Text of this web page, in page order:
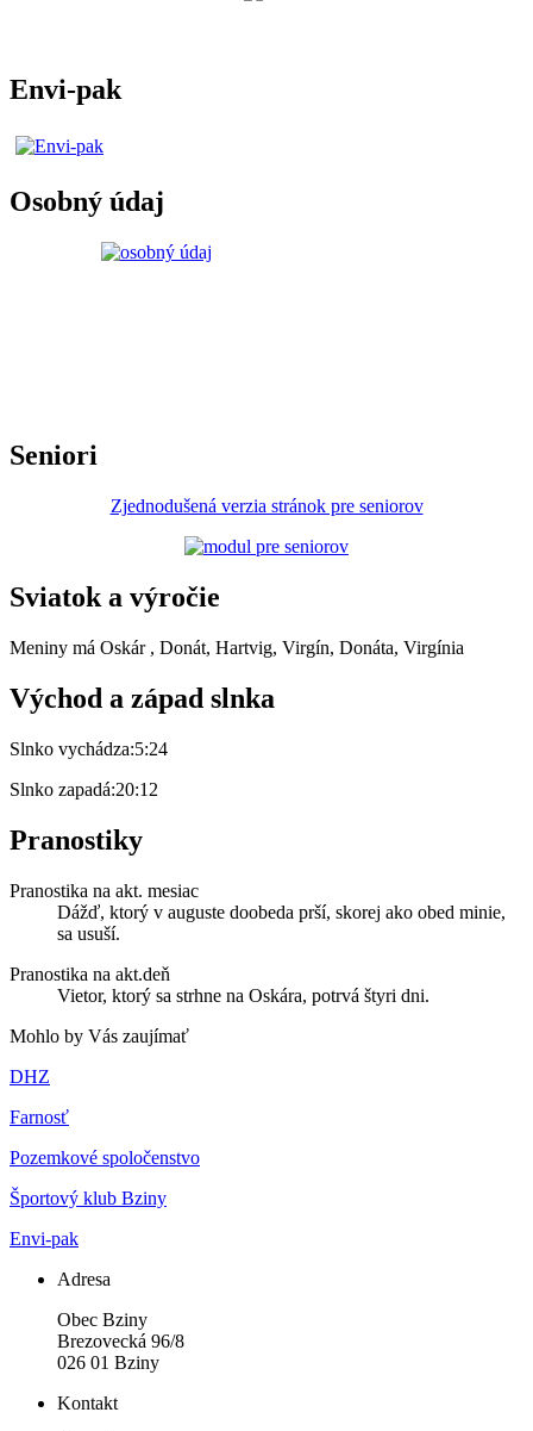
Envi-pak
Osobný údaj
Seniori
Zjednodušená verzia stránok pre seniorov
Sviatok a výročie
Meniny má Oskár , Donát, Hartvig, Virgín, Donáta, Virgínia
Východ a západ slnka
Slnko vychádza:5:24
Slnko zapadá:20:12
Pranostiky
Pranostika na akt. mesiac
Dážď, ktorý v auguste doobeda prší, skorej ako obed minie,
sa usuší.
Pranostika na akt.deň
Vietor, ktorý sa strhne na Oskára, potrvá štyri dni.
Mohlo by Vás zaujímať
DHZ
Farnosť
Pozemkové spoločenstvo
Športový klub Bziny
Envi-pak
Adresa
Obec Bziny
Brezovecká 96/8
026 01 Bziny
Kontakt